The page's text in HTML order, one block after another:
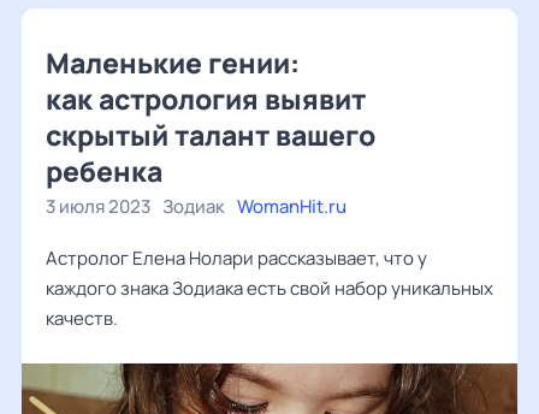
Маленькие гении:
как астрология выявит
скрытый талант вашего
ребенка
3 июля 2023 Зодиак WomanHit.ru
Астролог Елена Нолари рассказывает, что у
каждого знака Зодиака есть свой набор уникальных
качеств.